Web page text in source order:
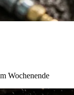
Wochenende